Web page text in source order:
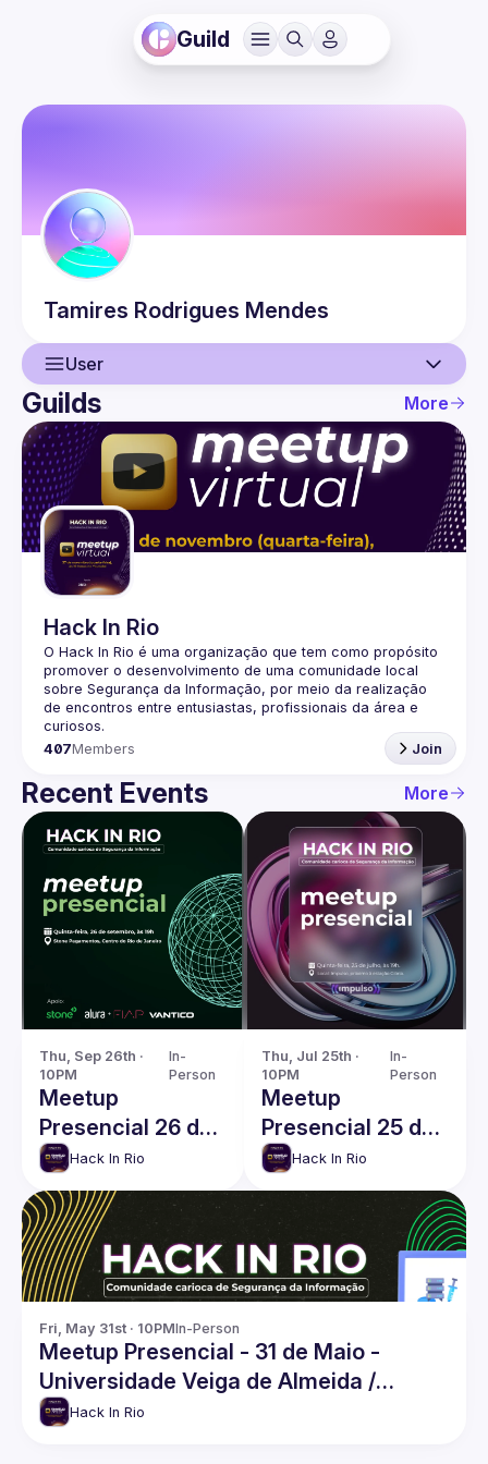
Guild
Tamires Rodrigues Mendes
User
User
Events
Guilds
Guilds More
Hack In Rio
O Hack In Rio é uma organização que tem como propósito
promover o desenvolvimento de uma comunidade local
sobre Segurança da Informação, por meio da realização
de encontros entre entusiastas, profissionais da área e
407Members Join
Recent Events More
Thu, Sep 26th ·
10PM
In-
Person
Meetup
Presencial 26 de
Setembro - Hack
In Rio
Hack In Rio
Thu, Jul 25th ·
10PM
In-
Person
Meetup
Presencial 25 de
Julho - Hack In
Rio
Hack In Rio
Fri, May 31st · 10PMIn-Person
Meetup Presencial - 31 de Maio -
Universidade Veiga de Almeida /
Campus Tijuca
Hack In Rio